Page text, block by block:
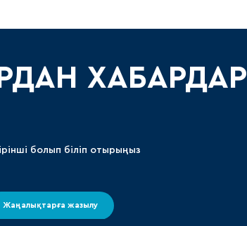
ХАБАРДАР
болып біліп отырыңыз
Жаңалықтарға жазылу